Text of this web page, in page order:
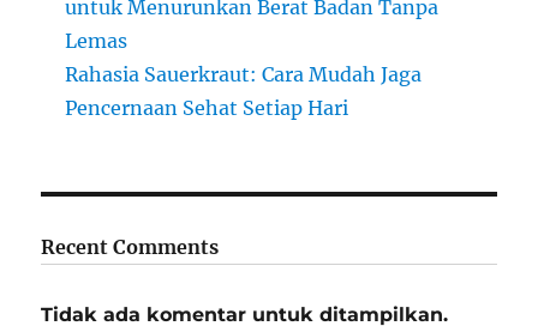
untuk Menurunkan Berat Badan Tanpa
Lemas
Rahasia Sauerkraut: Cara Mudah Jaga
Pencernaan Sehat Setiap Hari
Recent Comments
Tidak ada komentar untuk ditampilkan.